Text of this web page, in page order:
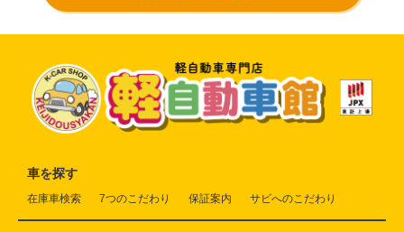
車を探す
在庫車検索 7つのこだわり 保証案内 サビへのこだわり